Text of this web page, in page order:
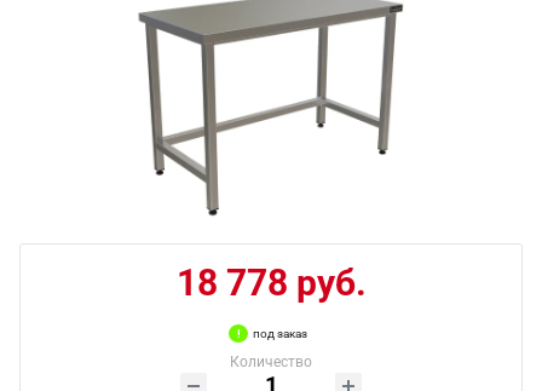
18 778 руб.
под заказ
Количество